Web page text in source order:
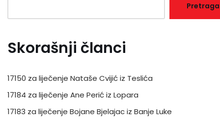
Pretraga
Skorašnji članci
17150 za liječenje Nataše Cvijić iz Teslića
17184 za liječenje Ane Perić iz Lopara
17183 za liječenje Bojane Bjelajac iz Banje Luke